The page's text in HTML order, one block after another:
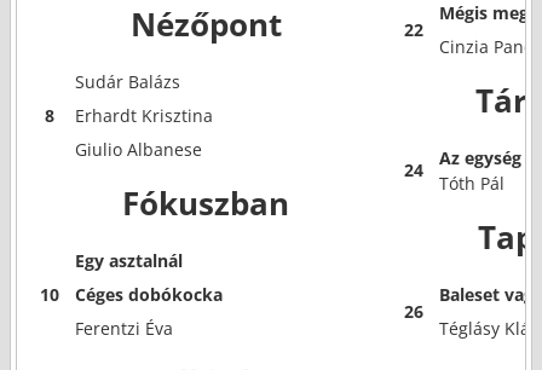
Nézőpont
8
Sudár Balázs
Erhardt Krisztina
Giulio Albanese
Fókuszban
10
Egy asztalnál
Céges dobókocka
Ferentzi Éva
22
Mégis
Cinzia
24
Az egység
Tóth Pál
26
Baleset
Téglásy